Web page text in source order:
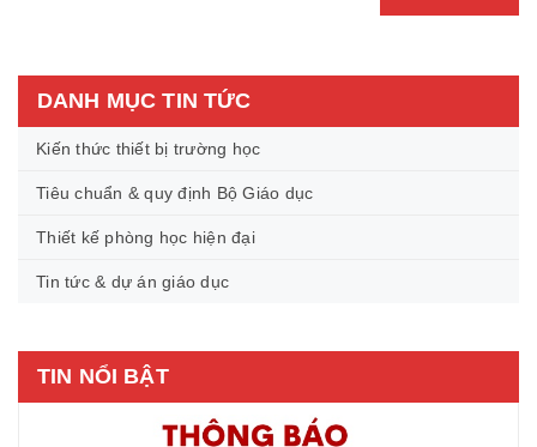
DANH MỤC TIN TỨC
Kiến thức thiết bị trường học
Tiêu chuẩn & quy định Bộ Giáo dục
Thiết kế phòng học hiện đại
Tin tức & dự án giáo dục
TIN NỔI BẬT